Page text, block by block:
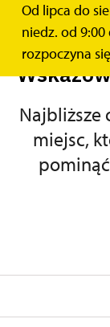
Od lipca do
niedz. od
rozpoczyna
Wskazówki
Najbliższe
miejsc,